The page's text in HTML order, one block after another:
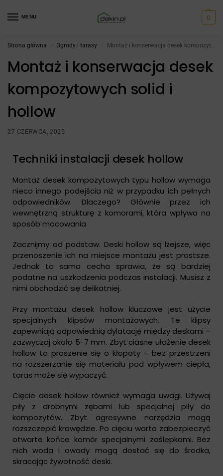
MENU 0
Strona główna Ogrody i tarasy Montaż i konserwacja desek kompozytowych solid i hollow
Montaż i konserwacja desek
kompozytowych solid i
hollow
27 CZERWCA, 2025
Techniki instalacji desek hollow
Montaż desek kompozytowych typu hollow wymaga
nieco innego podejścia niż w przypadku ich pełnych
odpowiedników. Dlaczego? Głównie przez ich
wewnętrzną strukturę z komorami, która wpływa na
sposób mocowania.
Zacznijmy od podstaw. Deski hollow są lżejsze, więc
przenoszenie ich na miejsce montażu jest prostsze.
Jednak ta sama cecha sprawia, że są bardziej
podatne na uszkodzenia podczas instalacji. Musisz z
nimi obchodzić się delikatniej.
Przy montażu desek hollow kluczowe jest użycie
specjalnych klipsów montażowych. Te klipsy
zapewniają odpowiednią dylatację między deskami –
zazwyczaj około 5-7 mm. Zbyt ciasne ułożenie desek
hollow to proszenie się o kłopoty – bez przestrzeni
na rozszerzanie się materiału pod wpływem ciepła,
taras może się wypaczyć.
Cięcie desek hollow również wymaga uwagi. Używaj
piły z drobnymi zębami lub specjalnej piły do
kompozytów. Zbyt agresywne narzędzia mogą
rozszczepić krawędzie. Po cięciu warto zabezpieczyć
otwarte końce komór specjalnymi zaślepkami. Bez
nich woda i owady mogą dostać się do środka,
skracając żywotność deski.